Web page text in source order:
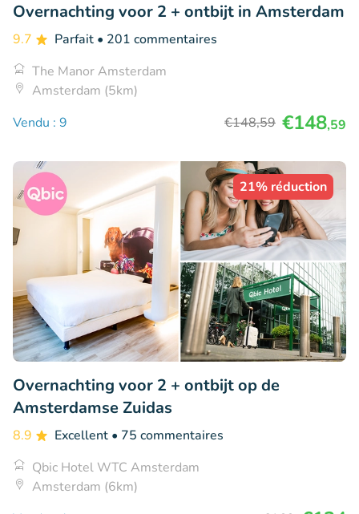
Overnachting voor 2 + ontbijt in Amsterdam
9.7 Parfait • 201 commentaires
The Manor Amsterdam
Amsterdam (5km)
Vendu : 9
€148,59 €148,59
21% réduction
Overnachting voor 2 + ontbijt op de
Amsterdamse Zuidas
8.9 Excellent • 75 commentaires
Qbic Hotel WTC Amsterdam
Amsterdam (6km)